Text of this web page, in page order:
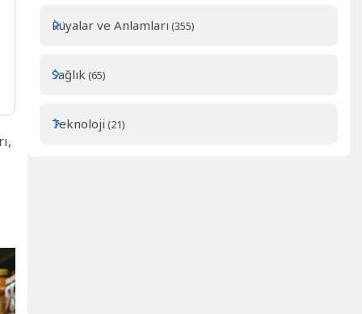
Rüyalar ve Anlamları (355)
Sağlık (65)
Teknoloji (21)